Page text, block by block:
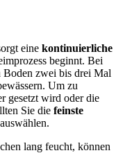
eine kontinuierliche
beginnt. Bei
Boden zwei bis drei Mal
Um zu
gesetzt wird oder die
Sie die feinste
lang feucht, können